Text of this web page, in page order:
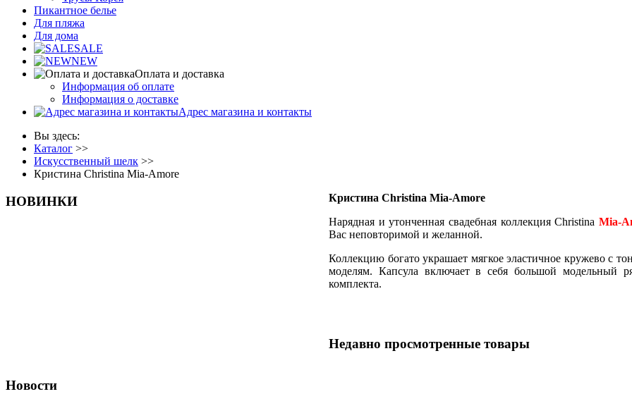
Пикантное белье
Для пляжа
Для дома
SALE
NEW
Оплата и доставка
Информация об оплате
Информация о доставке
Адрес магазина и контакты
Вы здесь:
Каталог >>
Искусственный шелк >>
Кристина Christina Mia-Amore
Кристина Christina Mia-Amore
Нарядная и утонченная свадебная коллекция ChristinaMia-
Вас неповторимой и желанной.
Коллекцию богато украшает мягкое эластичное кружево с
моделям. Капсула включает в себя большой модельный
комплекта.
Недавно просмотренные товары
НОВИНКИ
Новости